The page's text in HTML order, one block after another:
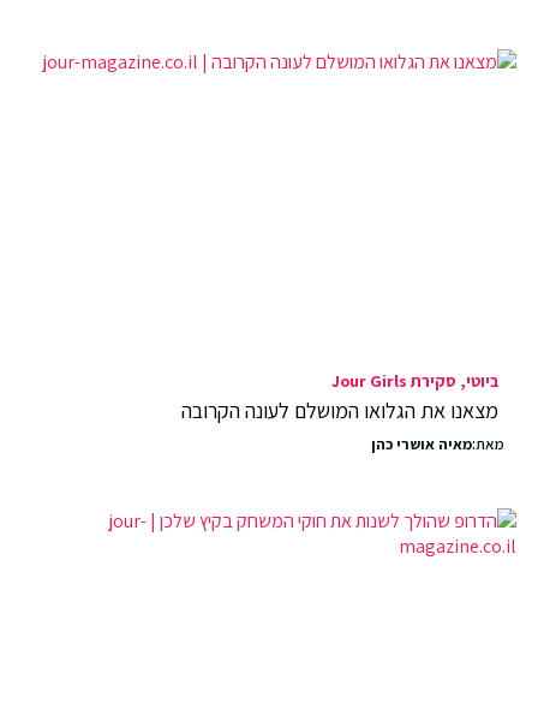
ביוטי סקירת Jour Girls
מצאנו את הגלואו המושלם לעונה הקרובה
מאת:מאיה אושרי כהן